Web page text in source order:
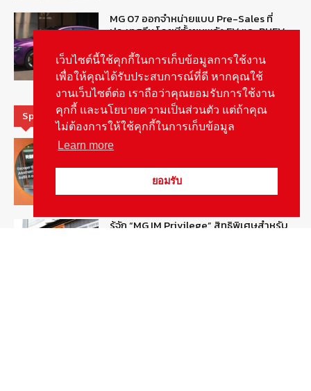
MG 07 ออกจำหน่ายแบบ Pre-Sales ที่
ประเทศจีน โดยมีทั้งขุมพลัง EV และ PHEV
Special Picks
MG ลั่นกลองรบ! เตรียมลุยชิงส่วนแบ่งตลาด
รถยนต์กลุ่มไฮบริดเพิ่มขึ้น
รู้จัก “MG IM Privilege” สิทธิพิเศษสำหรับ
เว็บไซต์นี้ใช้คุกกี้ในการเก็บข้อมูลการใช้งาน
เพื่อให้คุณได้รับประสบการณ์ที่ดี หากคุณใช้
งานเว็บไซต์ต่อ เราถือว่าคุณยอมรับการใช้งาน
คุกกี้ และนโยบายความเป็นส่วนตัว แต่ถ้าคุณ
ไม่ต้องการให้ใช้คุกกี้ในการเก็บข้อมูล
Learn more
ยอมรับ